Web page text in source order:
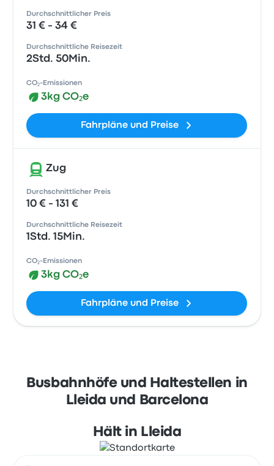
Durchschnittlicher Preis
31 € - 34 €
Durchschnittliche Reisezeit
2Std. 50Min.
CO₂-Emissionen
3kg CO₂e
Fahrpläne und Preise
Zug
Durchschnittlicher Preis
10 € - 131 €
Durchschnittliche Reisezeit
1Std. 15Min.
CO₂-Emissionen
3kg CO₂e
Fahrpläne und Preise
Busbahnhöfe und Haltestellen in
Lleida und Barcelona
Hält in Lleida